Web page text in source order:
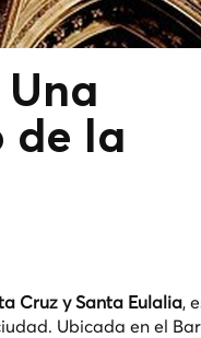
de la
Cruz y Santa Eulalia,
Ubicada en el